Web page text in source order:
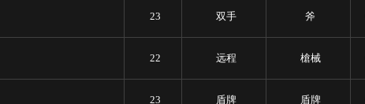
23 双手 斧
22 远程 槍械
23 盾牌 盾牌